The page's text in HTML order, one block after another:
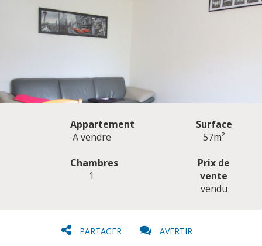
Appartement
A vendre
Surface
57m²
Chambres
1
Prix de
vente
vendu
PARTAGER AVERTIR